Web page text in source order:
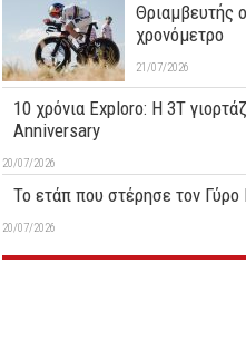
Θριαμβευτής
χρονόμετρο
21/07/2026
10 χρόνια Exploro: Η 3T
Anniversary
20/07/2026
Το ετάπ που στέρησε τον
20/07/2026